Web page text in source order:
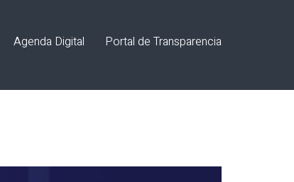
Agenda Digital Portal de Transparencia